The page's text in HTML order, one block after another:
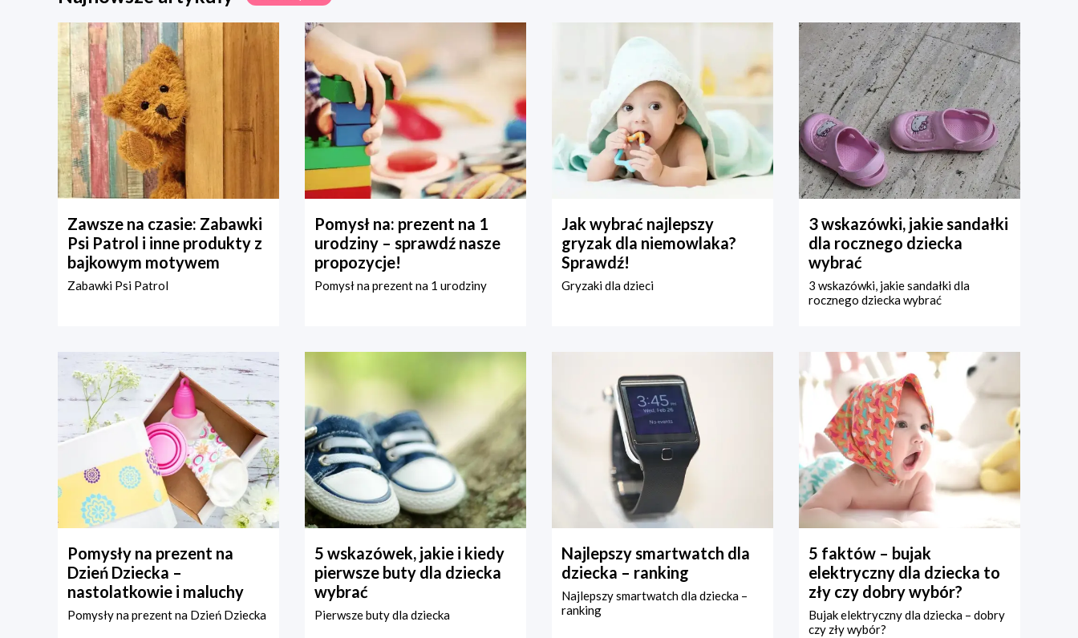
Zawsze na czasie: Zabawki
Psi Patrol i inne produkty z
bajkowym motywem
Zabawki Psi Patrol
Pomysł na: prezent na 1
urodziny – sprawdź nasze
propozycje!
Pomysł na prezent na 1 urodziny
Jak wybrać najlepszy
gryzak dla niemowlaka?
Sprawdź!
Gryzaki dla dzieci
3 wskazówki, jakie sandałki
dla rocznego dziecka
wybrać
3 wskazówki, jakie sandałki dla
rocznego dziecka wybrać
Pomysły na prezent na
Dzień Dziecka –
nastolatkowie i maluchy
Pomysły na prezent na Dzień Dziecka
5 wskazówek, jakie i kiedy
pierwsze buty dla dziecka
wybrać
Pierwsze buty dla dziecka
Najlepszy smartwatch dla
dziecka – ranking
Najlepszy smartwatch dla dziecka –
ranking
5 faktów – bujak
elektryczny dla dziecka to
zły czy dobry wybór?
Bujak elektryczny dla dziecka – dobry
czy zły wybór?